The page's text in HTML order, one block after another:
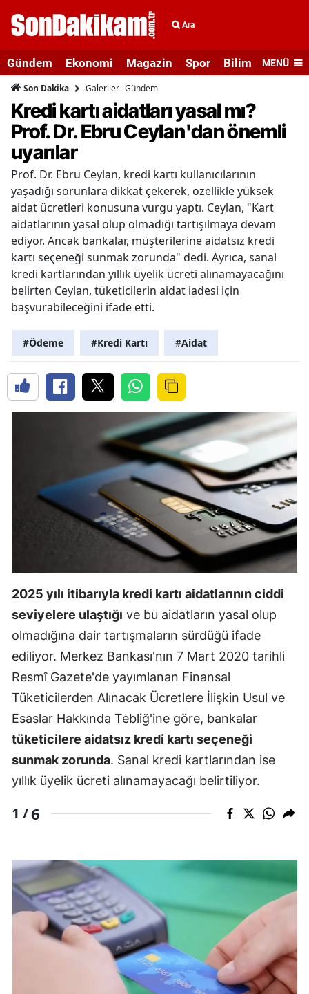
Ara
Gündem Ekonomi Magazin Spor Bilim veMENÜ
Son Dakika Galeriler Gündem
Kredi kartı aidatları yasal mı?
Prof. Dr. Ebru Ceylan'dan önemli
uyarılar
Prof. Dr. Ebru Ceylan, kredi kartı kullanıcılarının
yaşadığı sorunlara dikkat çekerek, özellikle yüksek
aidat ücretleri konusuna vurgu yaptı. Ceylan, "Kart
aidatlarının yasal olup olmadığı tartışılmaya devam
ediyor. Ancak bankalar, müşterilerine aidatsız kredi
kartı seçeneği sunmak zorunda" dedi. Ayrıca, sanal
kredi kartlarından yıllık üyelik ücreti alınamayacağını
belirten Ceylan, tüketicilerin aidat iadesi için
başvurabileceğini ifade etti.
#Ödeme #Kredi Kartı #Aidat
2025 yılı itibarıyla kredi kartı aidatlarının ciddi
seviyelere ulaştığı ve bu aidatların yasal olup
olmadığına dair tartışmaların sürdüğü ifade
ediliyor. Merkez Bankası'nın 7 Mart 2020 tarihli
Resmî Gazete'de yayımlanan Finansal
Tüketicilerden Alınacak Ücretlere İlişkin Usul ve
Esaslar Hakkında Tebliğ'ine göre, bankalar
tüketicilere aidatsız kredi kartı seçeneği
sunmak zorunda. Sanal kredi kartlarından ise
yıllık üyelik ücreti alınamayacağı belirtiliyor.
1 /6